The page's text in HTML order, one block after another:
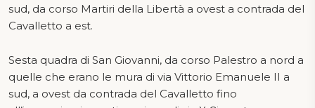
sud, da corso Martiri della Libertà a ovest a contrada del
Cavalletto a est.
Sesta quadra di San Giovanni, da corso Palestro a nord a
quelle che erano le mura di via Vittorio Emanuele II a
sud, a ovest da contrada del Cavalletto fino